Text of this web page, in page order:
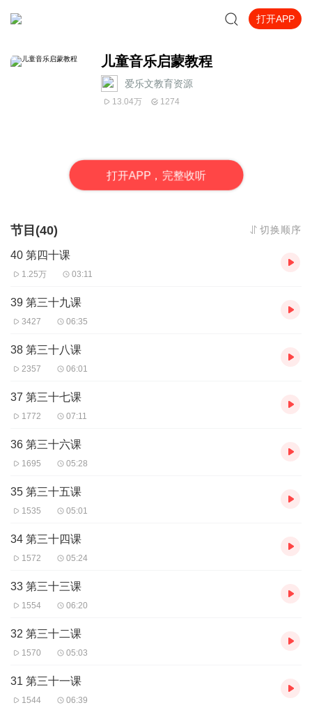
打开APP
儿童音乐启蒙教程
爱乐文教育资源
13.04万 1274
打开APP，完整收听
节目(40) 切换顺序
40 第四十课
1.25万 03:11
39 第三十九课
3427 06:35
38 第三十八课
2357 06:01
37 第三十七课
1772 07:11
36 第三十六课
1695 05:28
35 第三十五课
1535 05:01
34 第三十四课
1572 05:24
33 第三十三课
1554 06:20
32 第三十二课
1570 05:03
31 第三十一课
1544 06:39